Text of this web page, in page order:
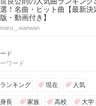
選！名曲・ヒット曲【最新決
版・動画付き】
maru._.wanwan
ド
ワード
ランキング 現在 人気
身長 家族 高校 大学